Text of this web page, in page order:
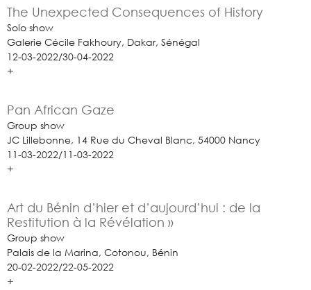
The Unexpected Consequences of History
Solo show
Galerie Cécile Fakhoury, Dakar, Sénégal
12-03-2022/30-04-2022
+
Pan African Gaze
Group show
JC Lillebonne, 14 Rue du Cheval Blanc, 54000 Nancy
11-03-2022/11-03-2022
+
Art du Bénin d’hier et d’aujourd’hui : de la
Restitution à la Révélation »
Group show
Palais de la Marina, Cotonou, Bénin
20-02-2022/22-05-2022
+